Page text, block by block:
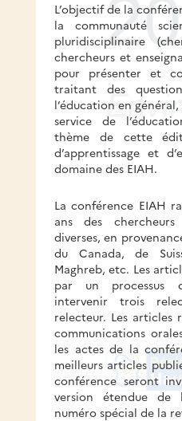
L’objectif de la
la communauté
pluridisciplinaire
chercheurs et
pour présenter et
traitant des
l’éducation en
service de
thème de cette
d’apprentissage et
domaine des EIAH.
La conférence EIAH
ans des
diverses, en
du Canada, de
Maghreb, etc. Les
par un processus
intervenir trois
relecteur. Les articles
communications
les actes de la
meilleurs articles
conférence seront
version étendue
numéro spécial de la